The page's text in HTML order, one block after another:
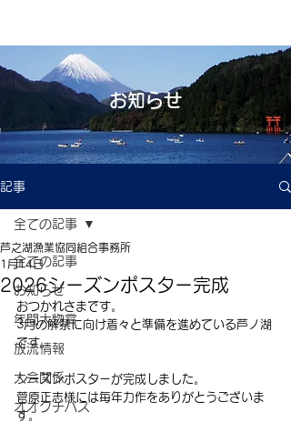
お知らせ
記事
全ての記事
お知らせ
年間大物賞
放流情報
大会関係
オオクチバス
全ての記事
2026シーズンポスター完成
芦之湖漁業協同組合事務所
1月14日
おつかれさまです。
3月の解禁に向け着々と準備を進めている芦ノ湖
です。
シーズンポスターが完成しました。
菅原正志様には毎年力作をありがとうございま
す。